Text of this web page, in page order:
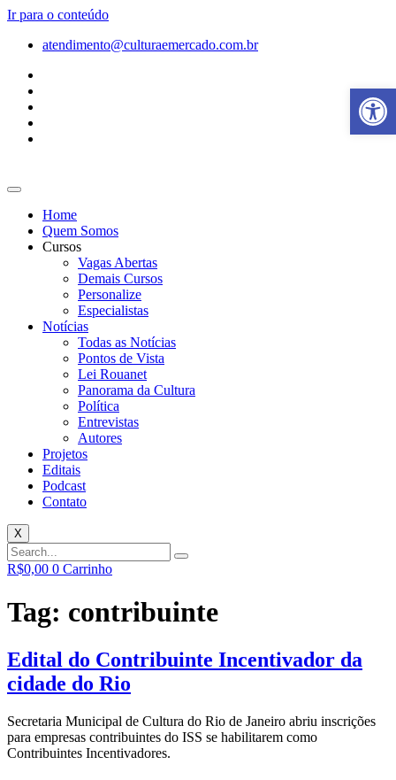
Ir para o conteúdo
atendimento@culturaemercado.com.br
Home
Quem Somos
Cursos
Vagas Abertas
Demais Cursos
Personalize
Especialistas
Notícias
Todas as Notícias
Pontos de Vista
Lei Rouanet
Panorama da Cultura
Política
Entrevistas
Autores
Projetos
Editais
Podcast
Contato
X
R$0,00 0 Carrinho
Tag: contribuinte
Edital do Contribuinte Incentivador da
cidade do Rio
Secretaria Municipal de Cultura do Rio de Janeiro abriu inscrições
para empresas contribuintes do ISS se habilitarem como
Contribuintes Incentivadores.
Abrir a